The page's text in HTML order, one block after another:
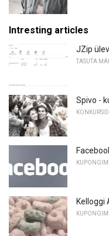
Intresting articles
JZip
TASUTA
Spivo -
KONKURSID
Kelloggi